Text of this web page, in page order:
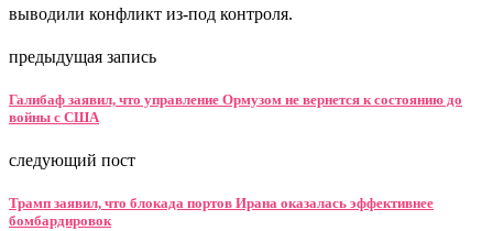
выводили конфликт из-под контроля.
предыдущая запись
Галибаф заявил, что управление Ормузом не вернется к состоянию до
войны с США
следующий пост
Трамп заявил, что блокада портов Ирана оказалась эффективнее
бомбардировок